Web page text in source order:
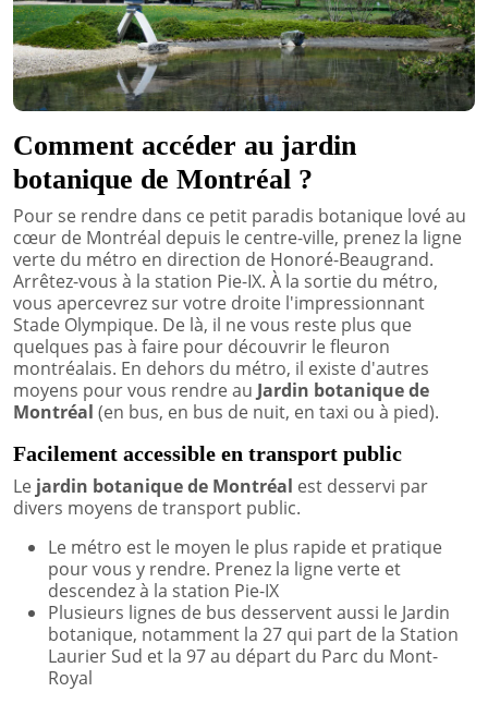
Comment accéder au jardin
botanique de Montréal ?
Pour se rendre dans ce petit paradis botanique lové au
cœur de Montréal depuis le centre-ville, prenez la ligne
verte du métro en direction de Honoré-Beaugrand.
Arrêtez-vous à la station Pie-IX. À la sortie du métro,
vous apercevrez sur votre droite l'impressionnant
Stade Olympique. De là, il ne vous reste plus que
quelques pas à faire pour découvrir le fleuron
montréalais. En dehors du métro, il existe d'autres
moyens pour vous rendre au Jardin botanique de
Montréal (en bus, en bus de nuit, en taxi ou à pied).
Facilement accessible en transport public
Le jardin botanique de Montréal est desservi par
divers moyens de transport public.
Le métro est le moyen le plus rapide et pratique
pour vous y rendre. Prenez la ligne verte et
descendez à la station Pie-IX
Plusieurs lignes de bus desservent aussi le Jardin
botanique, notamment la 27 qui part de la Station
Laurier Sud et la 97 au départ du Parc du Mont-
Royal